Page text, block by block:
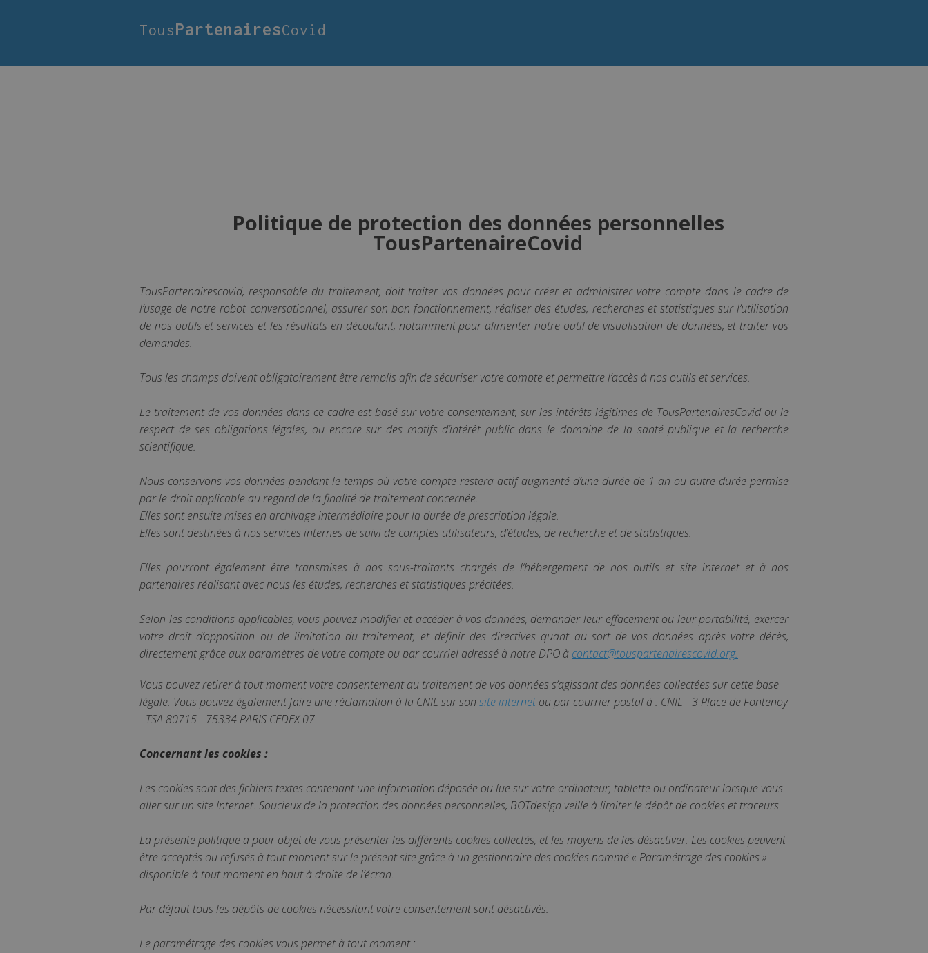
TousPartenairesCovid
Politique de protection des données personnelles
TousPartenaireCovid
TousPartenairescovid, responsable du traitement, doit traiter vos données pour créer et administrer votre compte dans le cadre de
l’usage de notre robot conversationnel, assurer son bon fonctionnement, réaliser des études, recherches et statistiques sur l’utilisation
de nos outils et services et les résultats en découlant, notamment pour alimenter notre outil de visualisation de données, et traiter vos
demandes.
Tous les champs doivent obligatoirement être remplis afin de sécuriser votre compte et permettre l’accès à nos outils et services.
Le traitement de vos données dans ce cadre est basé sur votre consentement, sur les intérêts légitimes de TousPartenairesCovid ou le
respect de ses obligations légales, ou encore sur des motifs d’intérêt public dans le domaine de la santé publique et la recherche
scientifique.
Nous conservons vos données pendant le temps où votre compte restera actif augmenté d’une durée de 1 an ou autre durée permise
par le droit applicable au regard de la finalité de traitement concernée.
Elles sont ensuite mises en archivage intermédiaire pour la durée de prescription légale.
Elles sont destinées à nos services internes de suivi de comptes utilisateurs, d’études, de recherche et de statistiques.
Elles pourront également être transmises à nos sous-traitants chargés de l’hébergement de nos outils et site internet et à nos
partenaires réalisant avec nous les études, recherches et statistiques précitées.
Selon les conditions applicables, vous pouvez modifier et accéder à vos données, demander leur effacement ou leur portabilité, exercer
votre droit d’opposition ou de limitation du traitement, et définir des directives quant au sort de vos données après votre décès,
directement grâce aux paramètres de votre compte ou par courriel adressé à notre DPO à contact@touspartenairescovid.org.
Vous pouvez retirer à tout moment votre consentement au traitement de vos données s’agissant des données collectées sur cette base
légale. Vous pouvez également faire une réclamation à la CNIL sur son site internetou par courrier postal à : CNIL - 3 Place de Fontenoy
- TSA 80715 - 75334 PARIS CEDEX 07.
Concernant les cookies :
Les cookies sont des fichiers textes contenant une information déposée ou lue sur votre ordinateur, tablette ou ordinateur lorsque vous
aller sur un site Internet. Soucieux de la protection des données personnelles, BOTdesign veille à limiter le dépôt de cookies et traceurs.
La présente politique a pour objet de vous présenter les différents cookies collectés, et les moyens de les désactiver. Les cookies peuvent
être acceptés ou refusés à tout moment sur le présent site grâce à un gestionnaire des cookies nommé « Paramétrage des cookies »
disponible à tout moment en haut à droite de l’écran.
Par défaut tous les dépôts de cookies nécessitant votre consentement sont désactivés.
Le paramétrage des cookies vous permet à tout moment :